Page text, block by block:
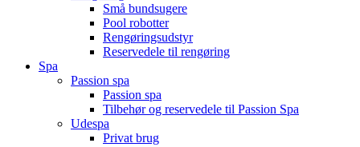
Små bundsugere
Pool robotter
Rengøringsudstyr
Reservedele til rengøring
Spa
Passion spa
Passion spa
Tilbehør og reservedele til Passion Spa
Udespa
Privat brug